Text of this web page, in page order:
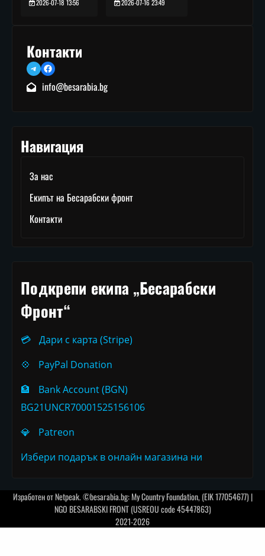
2026-07-18 13:56
2026-07-16 23:49
Контакти
TelegramFacebook
info@besarabia.bg
Навигация
За нас
Екипът на Бесарабски фронт
Контакти
Подкрепи екипа „Бесарабски
Фронт“
💳
Дари с карта (Stripe)
💠
PayPal Donation
🏦
Bank Account (BGN)
BG21UNCR70001525156106
💎
Patreon
Избери подарък в онлайн магазина ни
Изработен отNetpeak. ©besarabia.bg: My Country Foundation, (EIK 177054677) |
NGO BESARABSKI FRONT (USREOU code 45447863)
2021-2026